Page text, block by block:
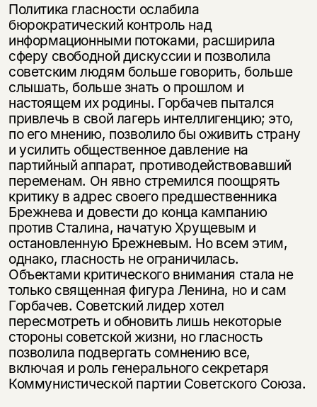
Политика гласности ослабила
бюрократический контроль над
информационными потоками, расширила
сферу свободной дискуссии и позволила
советским людям больше говорить, больше
слышать, больше знать о прошлом и
настоящем их родины. Горбачев пытался
привлечь в свой лагерь интеллигенцию; это,
по его мнению, позволило бы оживить страну
и усилить общественное давление на
партийный аппарат, противодействовавший
переменам. Он явно стремился поощрять
критику в адрес своего предшественника
Брежнева и довести до конца кампанию
против Сталина, начатую Хрущевым и
остановленную Брежневым. Но всем этим,
однако, гласность не ограничилась.
Объектами критического внимания стала не
только священная фигура Ленина, но и сам
Горбачев. Советский лидер хотел
пересмотреть и обновить лишь некоторые
стороны советской жизни, но гласность
позволила подвергать сомнению все,
включая и роль генерального секретаря
Коммунистической партии Советского Союза.